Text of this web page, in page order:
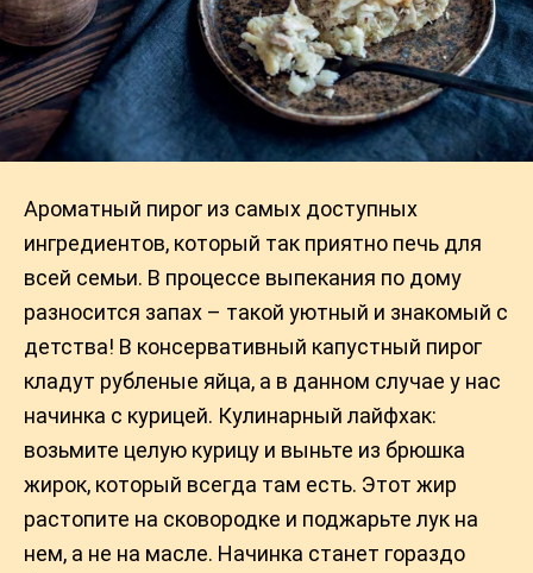
Ароматный пирог из самых доступных
ингредиентов, который так приятно печь для
всей семьи. В процессе выпекания по дому
разносится запах – такой уютный и знакомый с
детства! В консервативный капустный пирог
кладут рубленые яйца, а в данном случае у нас
начинка с курицей. Кулинарный лайфхак:
возьмите целую курицу и выньте из брюшка
жирок, который всегда там есть. Этот жир
растопите на сковородке и поджарьте лук на
нем, а не на масле. Начинка станет гораздо